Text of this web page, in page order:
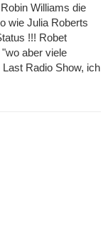
Williams die
wie Julia Roberts
!!! Robet
aber viele
Radio Show, ich